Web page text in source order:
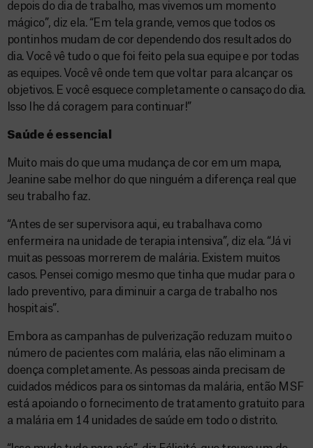
depois do dia de trabalho, mas vivemos um momento
mágico”, diz ela. “Em tela grande, vemos que todos os
pontinhos mudam de cor dependendo dos resultados do
dia. Você vê tudo o que foi feito pela sua equipe e por todas
as equipes. Você vê onde tem que voltar para alcançar os
objetivos. E você esquece completamente o cansaço do dia.
Isso lhe dá coragem para continuar!”
Saúde é essencial
Muito mais do que uma mudança de cor em um mapa,
Jeanine sabe melhor do que ninguém a diferença real que
seu trabalho faz.
“Antes de ser supervisora aqui, eu trabalhava como
enfermeira na unidade de terapia intensiva”, diz ela. “Já vi
muitas pessoas morrerem de malária. Existem muitos
casos. Pensei comigo mesmo que tinha que mudar para o
lado preventivo, para diminuir a carga de trabalho nos
hospitais”.
Embora as campanhas de pulverização reduzam muito o
número de pacientes com malária, elas não eliminam a
doença completamente. As pessoas ainda precisam de
cuidados médicos para os sintomas da malária, então MSF
está apoiando o fornecimento de tratamento gratuito para
a malária em 14 unidades de saúde em todo o distrito.